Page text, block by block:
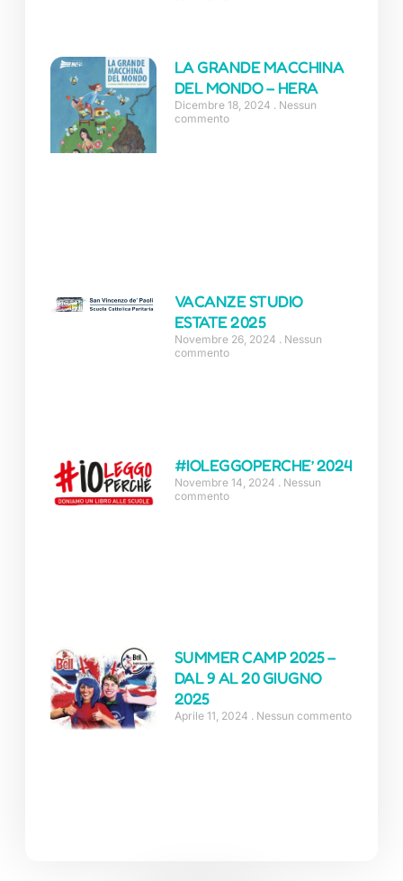
LA GRANDE MACCHINA
DEL MONDO – HERA
Dicembre 18, 2024 Nessun
commento
VACANZE STUDIO
ESTATE 2025
Novembre 26, 2024
Nessun
commento
#IOLEGGOPERCHE’ 2024
Novembre 14, 2024
Nessun
commento
SUMMER CAMP 2025 –
DAL 9 AL 20 GIUGNO
2025
Aprile 11, 2024 Nessun commento